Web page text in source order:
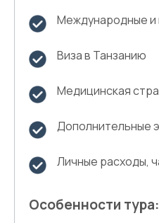
Международные и
Виза в Танзанию
Медицинская
Дополнительные
Личные расходы,
Особенности тура: